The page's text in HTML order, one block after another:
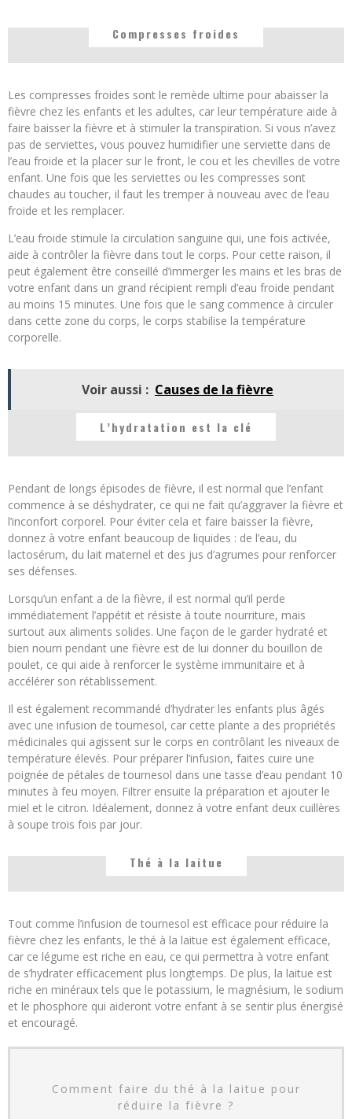
Compresses froides
Les compresses froides sont le remède ultime pour abaisser la
fièvre chez les enfants et les adultes, car leur température aide à
faire baisser la fièvre et à stimuler la transpiration. Si vous n’avez
pas de serviettes, vous pouvez humidifier une serviette dans de
l’eau froide et la placer sur le front, le cou et les chevilles de votre
enfant. Une fois que les serviettes ou les compresses sont
chaudes au toucher, il faut les tremper à nouveau avec de l’eau
froide et les remplacer.
L’eau froide stimule la circulation sanguine qui, une fois activée,
aide à contrôler la fièvre dans tout le corps. Pour cette raison, il
peut également être conseillé d’immerger les mains et les bras de
votre enfant dans un grand récipient rempli d’eau froide pendant
au moins 15 minutes. Une fois que le sang commence à circuler
dans cette zone du corps, le corps stabilise la température
corporelle.
Voir aussi : Causes de la fièvre
L’hydratation est la clé
Pendant de longs épisodes de fièvre, il est normal que l’enfant
commence à se déshydrater, ce qui ne fait qu’aggraver la fièvre et
l’inconfort corporel. Pour éviter cela et faire baisser la fièvre,
donnez à votre enfant beaucoup de liquides : de l’eau, du
lactosérum, du lait maternel et des jus d’agrumes pour renforcer
ses défenses.
Lorsqu’un enfant a de la fièvre, il est normal qu’il perde
immédiatement l’appétit et résiste à toute nourriture, mais
surtout aux aliments solides. Une façon de le garder hydraté et
bien nourri pendant une fièvre est de lui donner du bouillon de
poulet, ce qui aide à renforcer le système immunitaire et à
accélérer son rétablissement.
Il est également recommandé d’hydrater les enfants plus âgés
avec une infusion de tournesol, car cette plante a des propriétés
médicinales qui agissent sur le corps en contrôlant les niveaux de
température élevés. Pour préparer l’infusion, faites cuire une
poignée de pétales de tournesol dans une tasse d’eau pendant 10
minutes à feu moyen. Filtrer ensuite la préparation et ajouter le
miel et le citron. Idéalement, donnez à votre enfant deux cuillères
à soupe trois fois par jour.
Thé à la laitue
Tout comme l’infusion de tournesol est efficace pour réduire la
fièvre chez les enfants, le thé à la laitue est également efficace,
car ce légume est riche en eau, ce qui permettra à votre enfant
de s’hydrater efficacement plus longtemps. De plus, la laitue est
riche en minéraux tels que le potassium, le magnésium, le sodium
et le phosphore qui aideront votre enfant à se sentir plus énergisé
et encouragé.
Comment faire du thé à la laitue pour
réduire la fièvre ?